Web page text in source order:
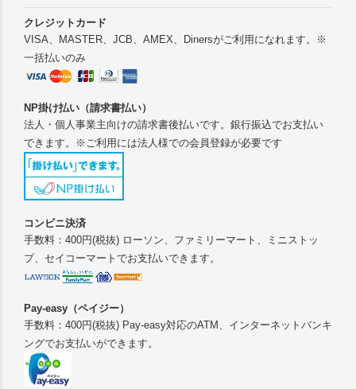
クレジットカード
VISA、MASTER、JCB、AMEX、Dinersがご利用になれます。※
一括払いのみ
NP掛け払い（請求書払い）
法人・個人事業主向けの請求書後払いです。銀行振込でお支払い
できます。※ご利用には法人様での会員登録が必要です
コンビニ決済
手数料：400円(税抜) ローソン、ファミリーマート、ミニストッ
プ、セイコーマートでお支払いできます。
Pay-easy（ペイジー）
手数料：400円(税抜) Pay-easy対応のATM、インターネットバンキ
ングでお支払いができます。